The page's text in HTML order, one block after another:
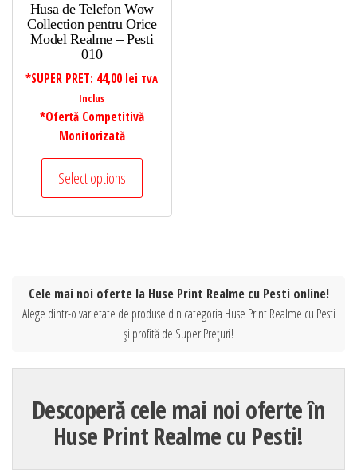
Husa de Telefon Wow
Collection pentru Orice
Model Realme – Pesti
010
*SUPER PRET: 44,00 lei TVA
Inclus
*Ofertă Competitivă
Monitorizată
Select options
Cele mai noi oferte la Huse Print Realme cu Pesti online!
Alege dintr-o varietate de produse din categoria Huse Print Realme cu Pesti
și profită de Super Prețuri!
Descoperă cele mai noi oferte în
Huse Print Realme cu Pesti!